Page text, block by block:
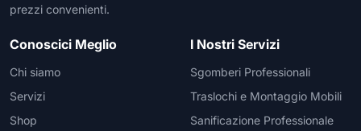
prezzi convenienti.
Conoscici Meglio
Chi siamo
Servizi
Shop
I Nostri Servizi
Sgomberi Professionali
Traslochi e Montaggio Mobili
Sanificazione Professionale